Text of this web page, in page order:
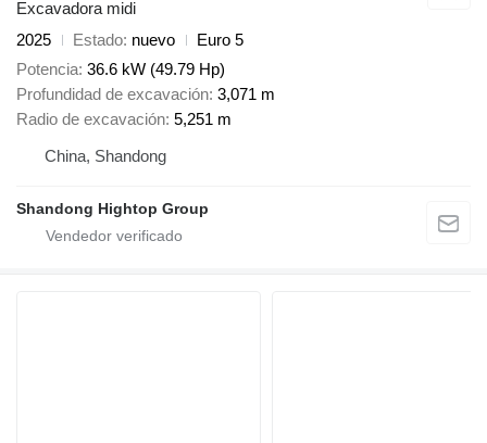
Excavadora midi
2025
Estado nuevo
Euro 5
Potencia 36.6 kW (49.79 Hp)
Profundidad de excavación 3,071 m
Radio de excavación 5,251 m
China, Shandong
Shandong Hightop Group